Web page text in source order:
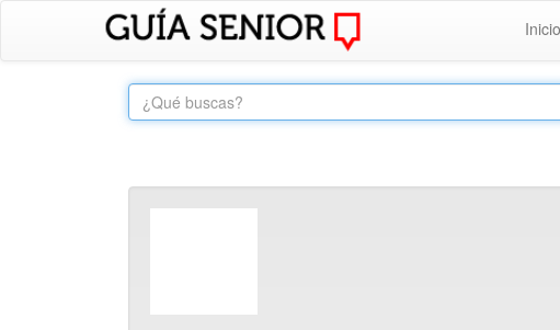
Inicio